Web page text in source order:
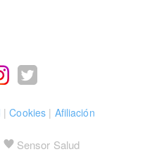
|Cookies | Afiliación
Sensor Salud